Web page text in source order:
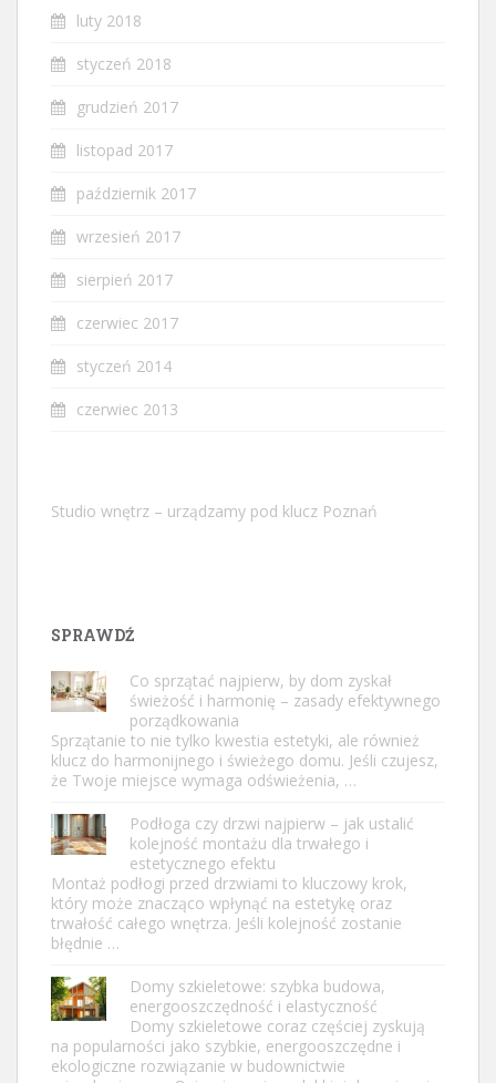
luty 2018
styczeń 2018
grudzień 2017
listopad 2017
październik 2017
wrzesień 2017
sierpień 2017
czerwiec 2017
styczeń 2014
czerwiec 2013
Studio wnętrz – urządzamy pod klucz Poznań
SPRAWDŹ
Co sprzątać najpierw, by dom zyskał
świeżość i harmonię – zasady efektywnego
porządkowania
Sprzątanie to nie tylko kwestia estetyki, ale również
klucz do harmonijnego i świeżego domu. Jeśli czujesz,
że Twoje miejsce wymaga odświeżenia, …
Podłoga czy drzwi najpierw – jak ustalić
kolejność montażu dla trwałego i
estetycznego efektu
Montaż podłogi przed drzwiami to kluczowy krok,
który może znacząco wpłynąć na estetykę oraz
trwałość całego wnętrza. Jeśli kolejność zostanie
błędnie …
Domy szkieletowe: szybka budowa,
energooszczędność i elastyczność
Domy szkieletowe coraz częściej zyskują
na popularności jako szybkie, energooszczędne i
ekologiczne rozwiązanie w budownictwie